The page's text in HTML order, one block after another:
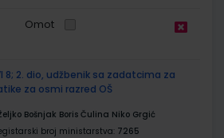
Omot
8; 2. dio, udžbenik sa zadatcima za
za osmi razred OŠ
Bošnjak Boris Čulina Niko Grgić
broj ministarstva: 7265